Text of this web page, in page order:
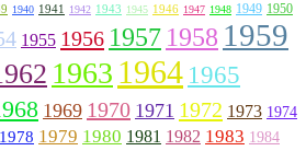
1940 1941 1942 1943 1945 1946 1947 1948 1949 1950
1955 1956 1957 1958 1959
1963 1964 1965
1969 1970 1971 1972 1973 1974
1978 1979 1980 1981 1982 1983 1984